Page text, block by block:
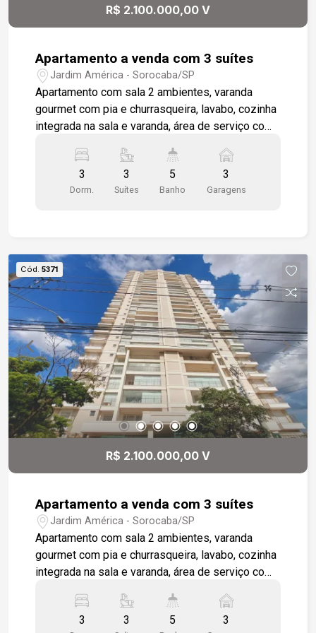
R$ 2.100.000,00 V
Apartamento a venda com 3 suítes
Jardim América - Sorocaba/SP
Apartamento com sala 2 ambientes, varanda
gourmet com pia e churrasqueira, lavabo, cozinha
integrada na sala e varanda, área de serviço com
, todos os banheiros com nicho. Apartamento
todo em piso e revestimento porcelanato. 3
vagas de garagem cobertas. Condomínio com
3
Dorm.
3
Suítes
5
Banho
3
Garagens
Cód. 5371
R$ 2.100.000,00 V
Apartamento a venda com 3 suítes
Jardim América - Sorocaba/SP
Apartamento com sala 2 ambientes, varanda
gourmet com pia e churrasqueira, lavabo, cozinha
integrada na sala e varanda, área de serviço com
, todos os banheiros com nicho. Apartamento
todo em piso e revestimento porcelanato. 3
3 3 5 3